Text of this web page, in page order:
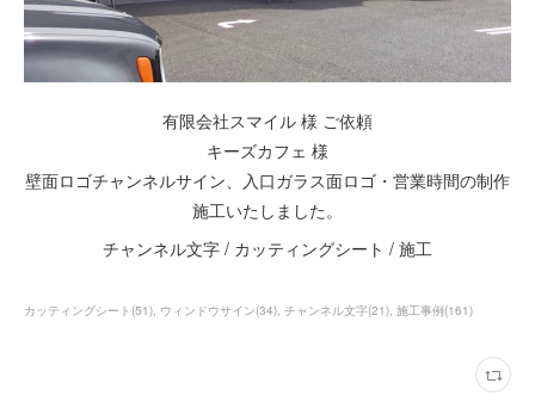
有限会社スマイル 様 ご依頼
キーズカフェ 様
壁面ロゴチャンネルサイン、入口ガラス面ロゴ・営業時間の制作
施工いたしました。
チャンネル文字 / カッティングシート / 施工
カッティングシート (51) ウィンドウサイン(34) チャンネル文字(21) 施工事例(161)